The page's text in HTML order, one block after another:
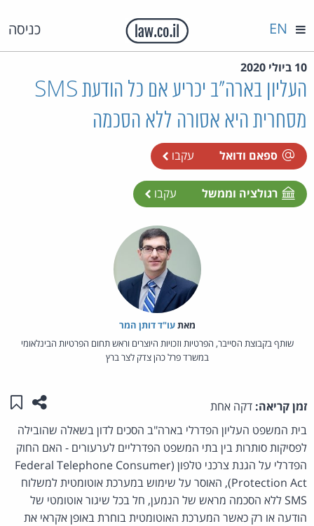
כניסה EN
10 ביולי 2020
העליון בארה"ב יכריע אם כל הודעת SMS
מסחרית היא אסורה ללא הסכמה
ספאם ודואל עקבו
רגולציה וממשל עקבו
מאת‏עו"ד דותן המר
שותף בקבוצת הסייבר, הפרטיות וזכויות היוצרים וראש תחום הפרטיות הבינלאומי
במשרד פרל כהן צדק לצר ברץ
זמן קריאה: דקה אחת שתפו
בית המשפט העליון הפדרלי בארה"ב הסכים לדון בשאלה שהובילה
לפסיקות סותרות בין בתי המשפט הפדרליים לערעורים - האם החוק
הפדרלי על הגנת צרכני טלפון (Federal Telephone Consumer
Protection Act), האוסר על שימוש במערכת אוטומטית למשלוח
SMS ללא הסכמה מראש של הנמען, חל בכל שיגור אוטומטי של
הודעה או רק כאשר המערכת האוטומטית בוחרת באופן אקראי את